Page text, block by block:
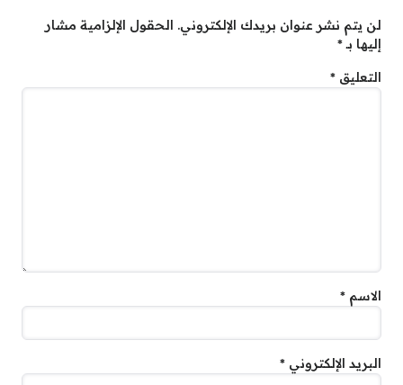
لن يتم نشر عنوان بريدك الإلكتروني. الحقول الإلزامية مشار
إليها بـ*
التعليق *
الاسم *
البريد الإلكتروني *